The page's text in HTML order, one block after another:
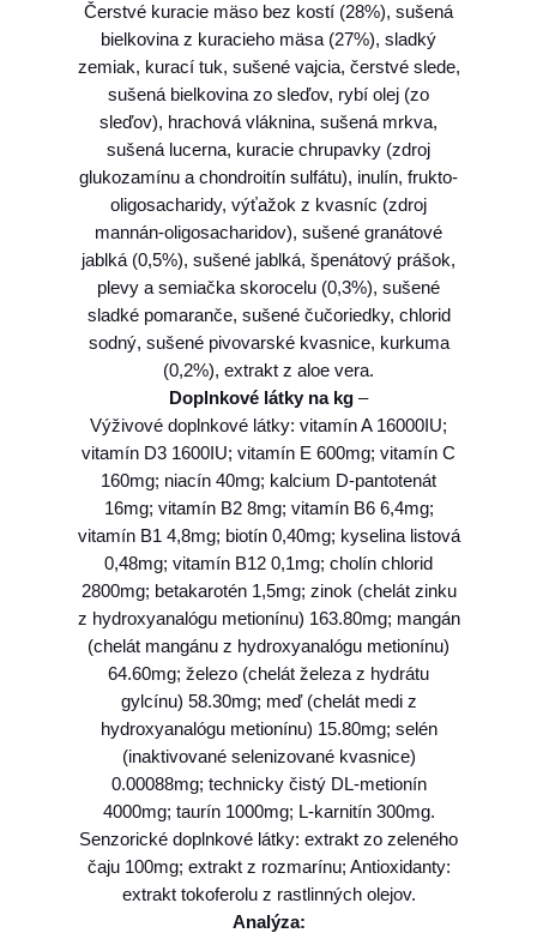
n
a
N
&
D
d
o
g
P
R
I
M
E
F
)
p
u
p
p
y
m
i
n
i
,
c
h
i
c
k
e
Čerstvé kuracie mäso bez kostí (28%), sušená
bielkovina z kuracieho mäsa (27%), sladký
zemiak, kurací tuk, sušené vajcia, čerstvé slede,
sušená bielkovina zo sleďov, rybí olej (zo
sleďov), hrachová vláknina, sušená mrkva,
sušená lucerna, kuracie chrupavky (zdroj
glukozamínu a chondroitín sulfátu), inulín, frukto-
oligosacharidy, výťažok z kvasníc (zdroj
mannán-oligosacharidov), sušené granátové
jablká (0,5%), sušené jablká, špenátový prášok,
plevy a semiačka skorocelu (0,3%), sušené
sladké pomaranče, sušené čučoriedky, chlorid
sodný, sušené pivovarské kvasnice, kurkuma
(0,2%), extrakt z aloe vera.
Doplnkové látky na kg –
Výživové doplnkové látky: vitamín A 16000IU;
vitamín D3 1600IU; vitamín E 600mg; vitamín C
160mg; niacín 40mg; kalcium D-pantotenát
16mg; vitamín B2 8mg; vitamín B6 6,4mg;
vitamín B1 4,8mg; biotín 0,40mg; kyselina listová
0,48mg; vitamín B12 0,1mg; cholín chlorid
2800mg; betakarotén 1,5mg; zinok (chelát zinku
z hydroxyanalógu metionínu) 163.80mg; mangán
(chelát mangánu z hydroxyanalógu metionínu)
64.60mg; železo (chelát železa z hydrátu
gylcínu) 58.30mg; meď (chelát medi z
hydroxyanalógu metionínu) 15.80mg; selén
(inaktivované selenizované kvasnice)
0.00088mg; technicky čistý DL-metionín
4000mg; taurín 1000mg; L-karnitín 300mg.
Senzorické doplnkové látky: extrakt zo zeleného
čaju 100mg; extrakt z rozmarínu; Antioxidanty:
extrakt tokoferolu z rastlinných olejov.
Analýza: